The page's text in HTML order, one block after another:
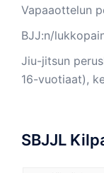
Vapaaottelun
BJJ:n/
Jiu-jitsun
16-vuotiaat),
SBJJL